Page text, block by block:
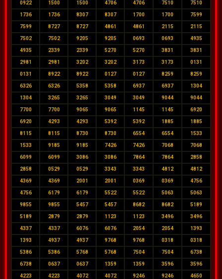
0922 1500 1500 4706 4706 7510 7510
1736 1736 8307 8307 1700 1700 7599
7599 8727 8727 4861 4861 2115 2115
7502 7502 9205 9205 0693 0693 4935
4935 2339 2339 5270 5270 3831 3831
2981 2981 3202 3202 3173 3173 0131
0131 8922 8922 0127 0127 8259 8259
6326 6326 5358 5358 6937 6937 1304
1304 3265 3265 3049 3049 9044 9044
7700 7700 9065 9065 1145 1145 6920
6920 4293 4293 5392 5392 1885 1885
8115 8115 8730 8730 6554 6554 1533
1533 9185 9185 7426 7426 7068 7068
6099 6099 3086 3086 7864 7864 2858
2858 0529 0529 3343 3343 4812 4812
4369 4369 2001 2001 0369 0369 4756
4756 6179 6179 5522 5522 5063 5063
9855 9855 5457 5457 8682 8682 5189
5189 2879 2879 1123 1123 3496 3496
4337 4337 6076 6076 2054 2054 1393
1393 4937 4937 9768 9768 0318 0318
5386 5386 5768 5768 7504 7504 6738
6738 0637 0637 1359 1359 3596 3596
4223 4223 4072 4072 9246 9246 4650